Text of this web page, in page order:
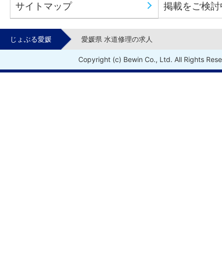
サイトマップ 掲載をご検
じょぶる愛媛 愛媛県 水道修理の求人
Copyright (c) Bewin Co., Ltd. All Rights